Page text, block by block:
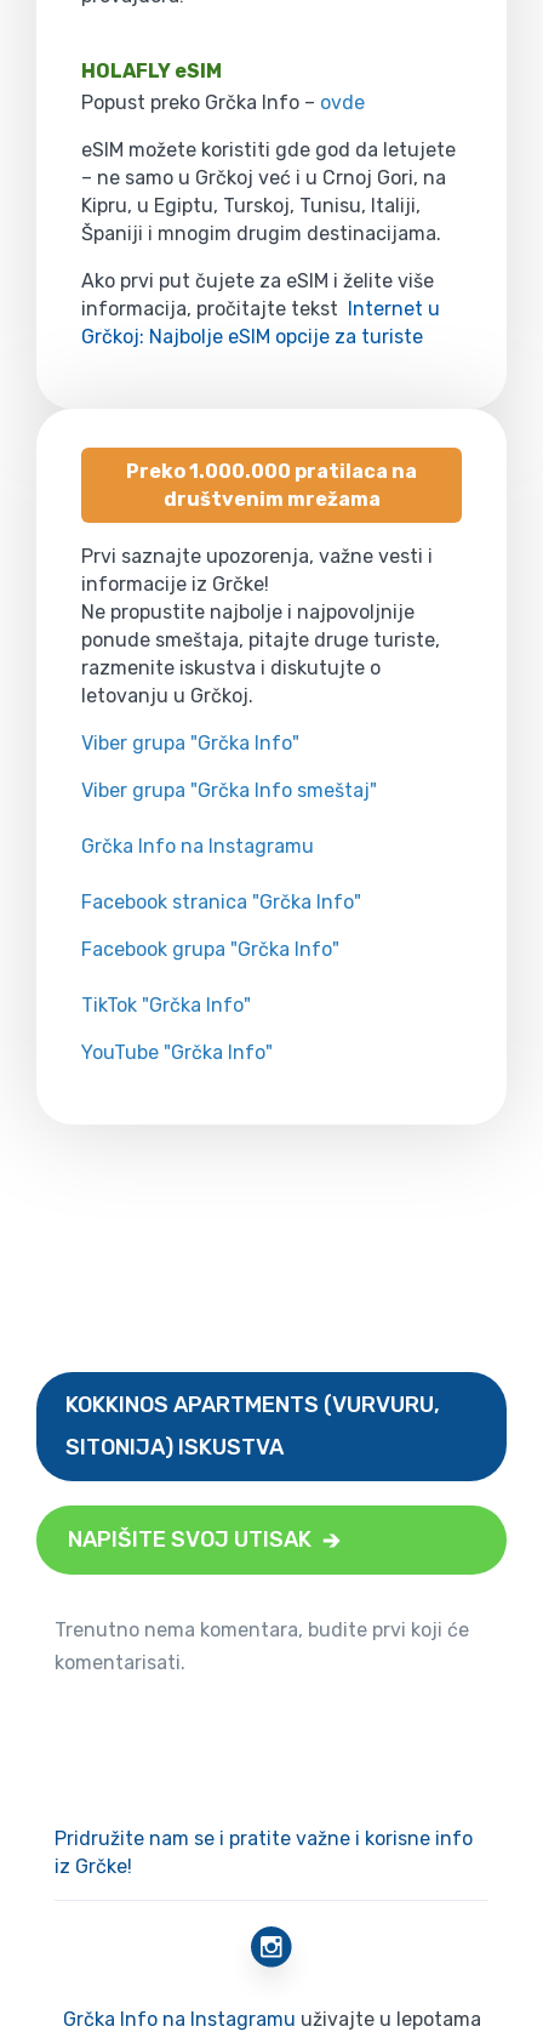
HOLAFLY eSIM
Popust preko Grčka Info – ovde
eSIM možete koristiti gde god da letujete
– ne samo u Grčkoj već i u Crnoj Gori, na
Kipru, u Egiptu, Turskoj, Tunisu, Italiji,
Španiji i mnogim drugim destinacijama.
Ako prvi put čujete za eSIM i želite više
informacija, pročitajte tekst Internet u
Grčkoj: Najbolje eSIM opcije za turiste
Preko 1.000.000 pratilaca na
društvenim mrežama
Prvi saznajte upozorenja, važne vesti i
informacije iz Grčke!
Ne propustite najbolje i najpovoljnije
ponude smeštaja, pitajte druge turiste,
razmenite iskustva i diskutujte o
letovanju u Grčkoj.
Viber grupa "Grčka Info"
Viber grupa "Grčka Info smeštaj"
Grčka Info na Instagramu
Facebook stranica "Grčka Info"
Facebook grupa "Grčka Info"
TikTok "Grčka Info"
YouTube "Grčka Info"
KOKKINOS APARTMENTS (VURVURU,
SITONIJA) ISKUSTVA
NAPIŠITE SVOJ UTISAK
Trenutno nema komentara, budite prvi koji će
komentarisati.
Pridružite nam se i pratite važne i korisne info
iz Grčke!
Grčka Info na Instagramu uživajte u lepotama